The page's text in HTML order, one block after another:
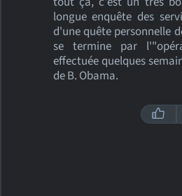
longue enquête des
d'une quête personnelle
se termine par
effectuée quelques
de B. Obama.